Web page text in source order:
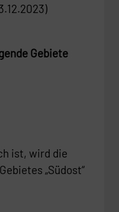
Gebiete
ist, wird die
„Südost“